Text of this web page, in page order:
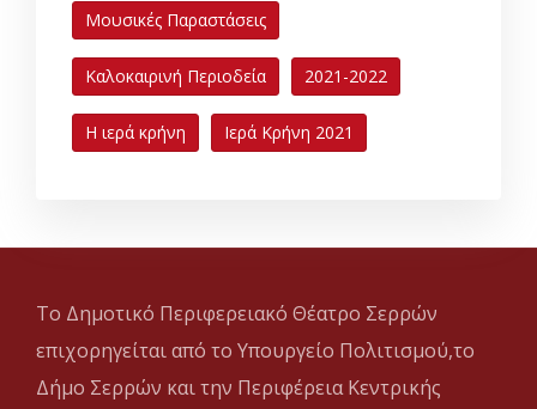
Μουσικές Παραστάσεις
Καλοκαιρινή Περιοδεία 2021-2022
Η ιερά κρήνη Ιερά Κρήνη 2021
Το Δημοτικό Περιφερειακό Θέατρο Σερρών
επιχορηγείται από το Υπουργείο Πολιτισμού,το
Δήμο Σερρών και την Περιφέρεια Κεντρικής